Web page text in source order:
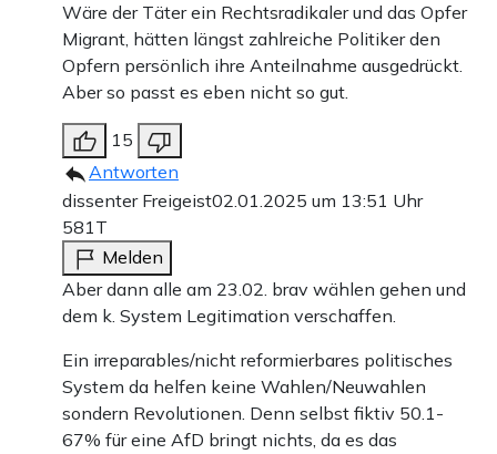
Wäre der Täter ein Rechtsradikaler und das Opfer
Migrant, hätten längst zahlreiche Politiker den
Opfern persönlich ihre Anteilnahme ausgedrückt.
Aber so passt es eben nicht so gut.
15
Antworten
dissenter Freigeist02.01.2025 um 13:51 Uhr
581T
Melden
Aber dann alle am 23.02. brav wählen gehen und
dem k. System Legitimation verschaffen.
Ein irreparables/nicht reformierbares politisches
System da helfen keine Wahlen/Neuwahlen
sondern Revolutionen. Denn selbst fiktiv 50.1-
67% für eine AfD bringt nichts, da es das